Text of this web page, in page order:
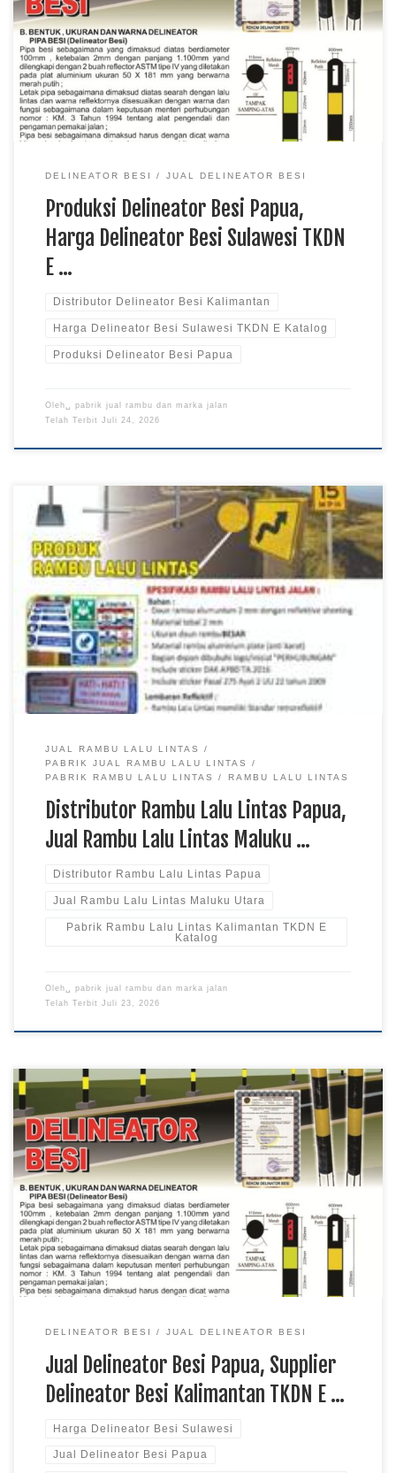
Kalimantan Delineator besi menjadi salah satu perlengkapan
jalan yang membantu memberikan panduan visual kepada
pengendara pada area tertentu. Material yang kuat dan proses
pengerjaan yang baik menjadi faktor penting untuk mendukung
penggunaan produk di lingkungan luar […]
DELINEATOR BESI JUAL DELINEATOR BESI
Produksi Delineator Besi Papua,
Harga Delineator Besi Sulawesi TKDN
E …
Distributor Delineator Besi Kalimantan
Harga Delineator Besi Sulawesi TKDN E Katalog
Produksi Delineator Besi Papua
Oleh␣ pabrik jual rambu dan marka jalan
Telah Terbit Juli 24, 2026
Distributor Rambu Lalu Lintas Papua, Jual Rambu Lalu Lintas
Maluku Utara, Pabrik Rambu Lalu Lintas Kalimantan TKDN E
Katalog Rambu lalu lintas berfungsi sebagai media
penyampaian informasi yang membantu pengguna jalan
memahami petunjuk, larangan, peringatan, dan aturan pada
suatu area. Distributor rambu lalu lintas menyediakan berbagai
kebutuhan perlengkapan jalan untuk […]
JUAL RAMBU LALU LINTAS
PABRIK JUAL RAMBU LALU LINTAS
PABRIK RAMBU LALU LINTAS
RAMBU LALU LINTAS
Distributor Rambu Lalu Lintas Papua,
Jual Rambu Lalu Lintas Maluku …
Distributor Rambu Lalu Lintas Papua
Jual Rambu Lalu Lintas Maluku Utara
Pabrik Rambu Lalu Lintas Kalimantan TKDN E
Katalog
Oleh␣ pabrik jual rambu dan marka jalan
Telah Terbit Juli 23, 2026
Jual Delineator Besi Papua, Supplier Delineator Besi
Kalimantan TKDN E Katalog, Harga Delineator Besi Sulawesi
Delineator besi digunakan sebagai perlengkapan pendukung
keselamatan jalan yang membantu memberikan panduan visual
bagi pengendara pada berbagai kondisi jalur. Konstruksi yang
kuat dan material yang sesuai menjadi faktor penting agar
produk dapat digunakan di lingkungan […]
DELINEATOR BESI JUAL DELINEATOR BESI
Jual Delineator Besi Papua, Supplier
Delineator Besi Kalimantan TKDN E …
Harga Delineator Besi Sulawesi
Jual Delineator Besi Papua